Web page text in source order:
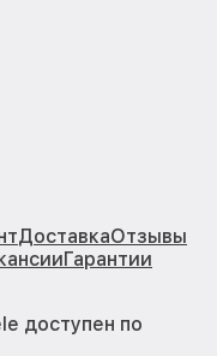
ДоставкаОтзывы
Гарантии
доступен по